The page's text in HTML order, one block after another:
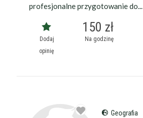
profesjonalne przygotowanie do...
Dodaj
opinię
150 zł
Na godzinę
Geografia